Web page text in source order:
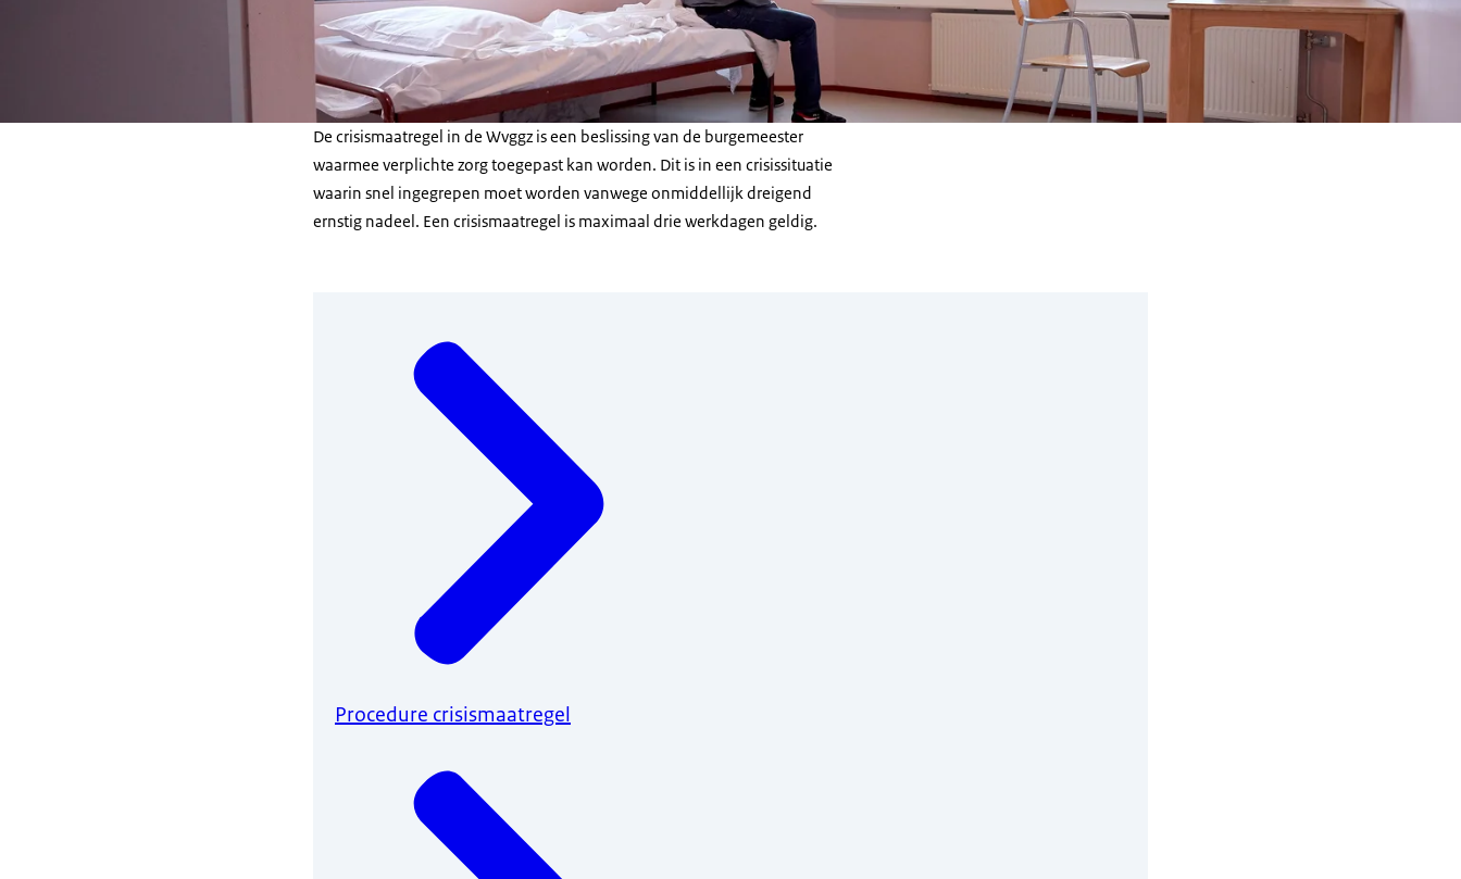
De crisismaatregel in de Wvggz is een beslissing van de burgemeester
waarmee verplichte zorg toegepast kan worden. Dit is in een crisissituatie
waarin snel ingegrepen moet worden vanwege onmiddellijk dreigend
ernstig nadeel. Een crisismaatregel is maximaal drie werkdagen geldig.
Procedure crisismaatregel